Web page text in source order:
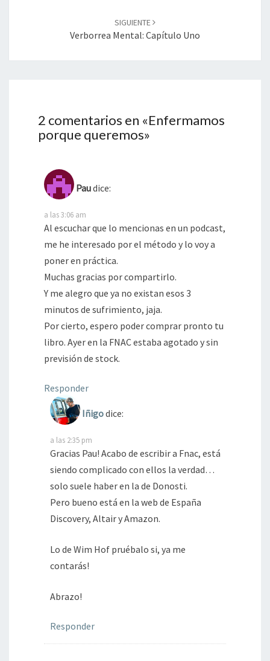
SIGUIENTE
Verborrea Mental: Capítulo Uno
2 comentarios en «Enfermamos
porque queremos»
Paudice:
a las 3:06 am
Al escuchar que lo mencionas en un podcast,
me he interesado por el método y lo voy a
poner en práctica.
Muchas gracias por compartirlo.
Y me alegro que ya no existan esos 3
minutos de sufrimiento, jaja.
Por cierto, espero poder comprar pronto tu
libro. Ayer en la FNAC estaba agotado y sin
previsión de stock.
Responder
Iñigodice:
a las 2:35 pm
Gracias Pau! Acabo de escribir a Fnac, está
siendo complicado con ellos la verdad…
solo suele haber en la de Donosti.
Pero bueno está en la web de España
Discovery, Altair y Amazon.
Lo de Wim Hof pruébalo si, ya me
contarás!
Abrazo!
Responder